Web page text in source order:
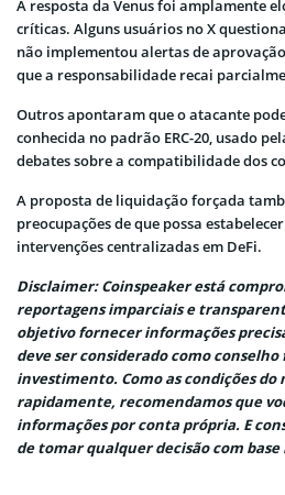
A resposta da Venus foi amplamente
críticas. Alguns usuários no X
não implementou alertas de
que a responsabilidade recai
Outros apontaram que o atacante
conhecida no padrão ERC-20, usado
debates sobre a compatibilidade dos
A proposta de liquidação forçada
preocupações de que possa
intervenções centralizadas em DeFi.
Disclaimer: Coinspeaker está
reportagens imparciais e
objetivo fornecer informações
deve ser considerado como
investimento. Como as condições
rapidamente, recomendamos que
informações por conta própria. E
de tomar qualquer decisão com